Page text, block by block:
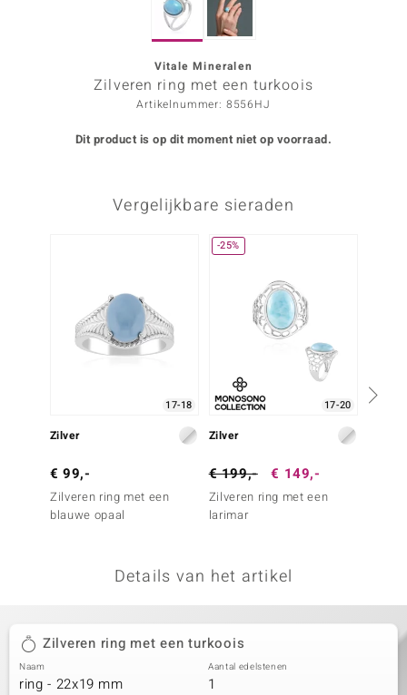
Vitale Mineralen
Zilveren ring met een turkoois
Artikelnummer: 8556HJ
Dit product is op dit moment niet op voorraad.
Vergelijkbare sieraden
17-18
Zilver
€ 99,-
Zilveren ring met een
blauwe opaal
-25%
17-20
Zilver
€ 199,- € 149,-
Zilveren ring met een
larimar
Details van het artikel
Zilveren ring met een turkoois
Naam
ring - 22x19 mm
Aantal edelstenen
1